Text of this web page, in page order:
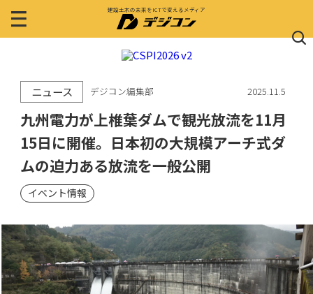
建設土木の未来をICTで変えるメディア
ニュース デジコン編集部 2025.11.5
九州電力が上椎葉ダムで観光放流を11月
15日に開催。日本初の大規模アーチ式ダ
ムの迫力ある放流を一般公開
イベント情報